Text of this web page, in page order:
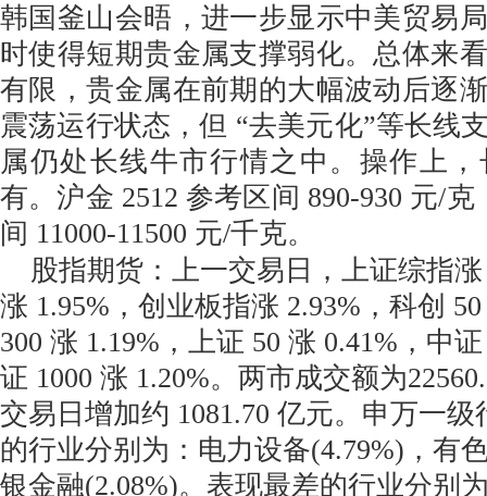
韩国釜山会晤，进一步显示中美贸易
时使得短期贵金属支撑弱化。总体来
有限，贵金属在前期的大幅波动后逐
震荡运行状态，但 “去美元化”等长线
属仍处长线牛市行情之中。操作上
有。沪金 2512 参考区间 890-930 元/
间 11000-11500 元/千克。
股指期货：上一交易日，上证综指涨
涨 1.95%，创业板指涨 2.93%，科创
300 涨 1.19%，上证 50 涨 0.41%，中
证 1000 涨 1.20%。两市成交额为
交易日增加约 1081.70 亿元。申万一
的行业分别为：电力设备(4.79%)，有
银金融(2.08%)。表现最差的行业分别